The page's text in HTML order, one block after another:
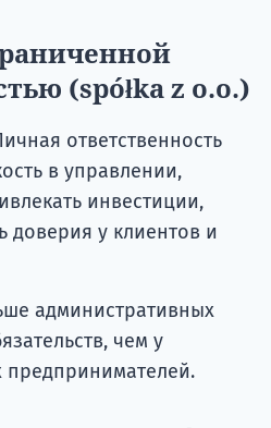
(spółka z o.o.)
ответственность
в управлении,
инвестиции,
доверия у клиентов и
административных
чем у
предпринимателей.